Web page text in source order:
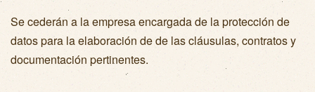
Se cederán a la empresa encargada de la protección de
datos para la elaboración de de las cláusulas, contratos y
documentación pertinentes.